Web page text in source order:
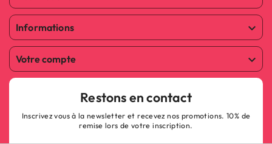
Informations 
Votre compte 
Restons en contact
Inscrivez vous à la newsletter et recevez nos promotions. 10% de
remise lors de votre inscription.